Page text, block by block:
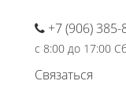
+7 (906) 385-
с 8:00 до 17:00
Связаться